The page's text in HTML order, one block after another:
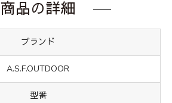
商品の詳細
ブランド
A.S.F.OUTDOOR
型番